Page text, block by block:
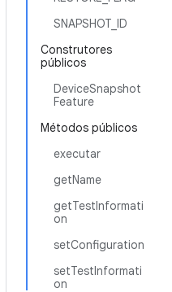
SNAPSHOT_ID
Construtores
públicos
DeviceSnapshot
Feature
Métodos públicos
executar
getName
getTestInformati
on
setConfiguration
setTestInformati
on